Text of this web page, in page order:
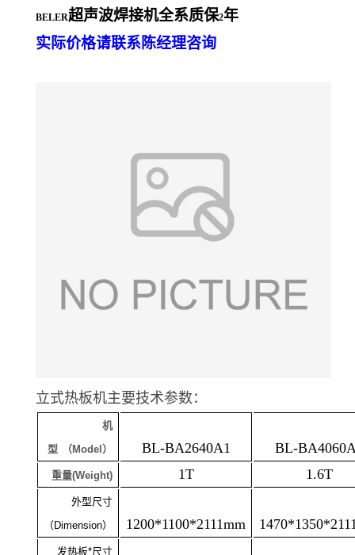
BELER超声波焊接机全系质保2年
实际价格请联系陈经理咨询
立式热板机主要技术参数：
机
型
（ Model ） BL-BA2640A1 BL-
重量(Weight) 1T 1.6T
外型尺寸
（ Dimension） 1200*1100*2111mm
发热板*尺寸